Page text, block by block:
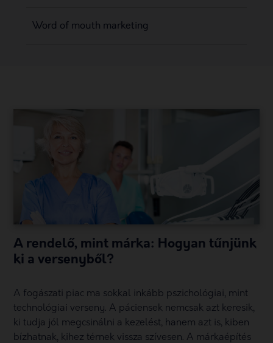
Word of mouth marketing
A rendelő, mint márka: Hogyan tűnjünk
ki a versenyből?
A fogászati piac ma sokkal inkább pszichológiai, mint
technológiai verseny. A páciensek nemcsak azt keresik,
ki tudja jól megcsinálni a kezelést, hanem azt is, kiben
bízhatnak, kihez térnek vissza szívesen. A márkaépítés